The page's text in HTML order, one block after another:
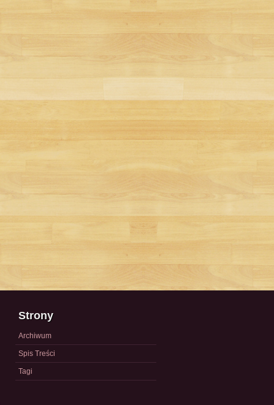
Strony
Archiwum
Spis Treści
Tagi